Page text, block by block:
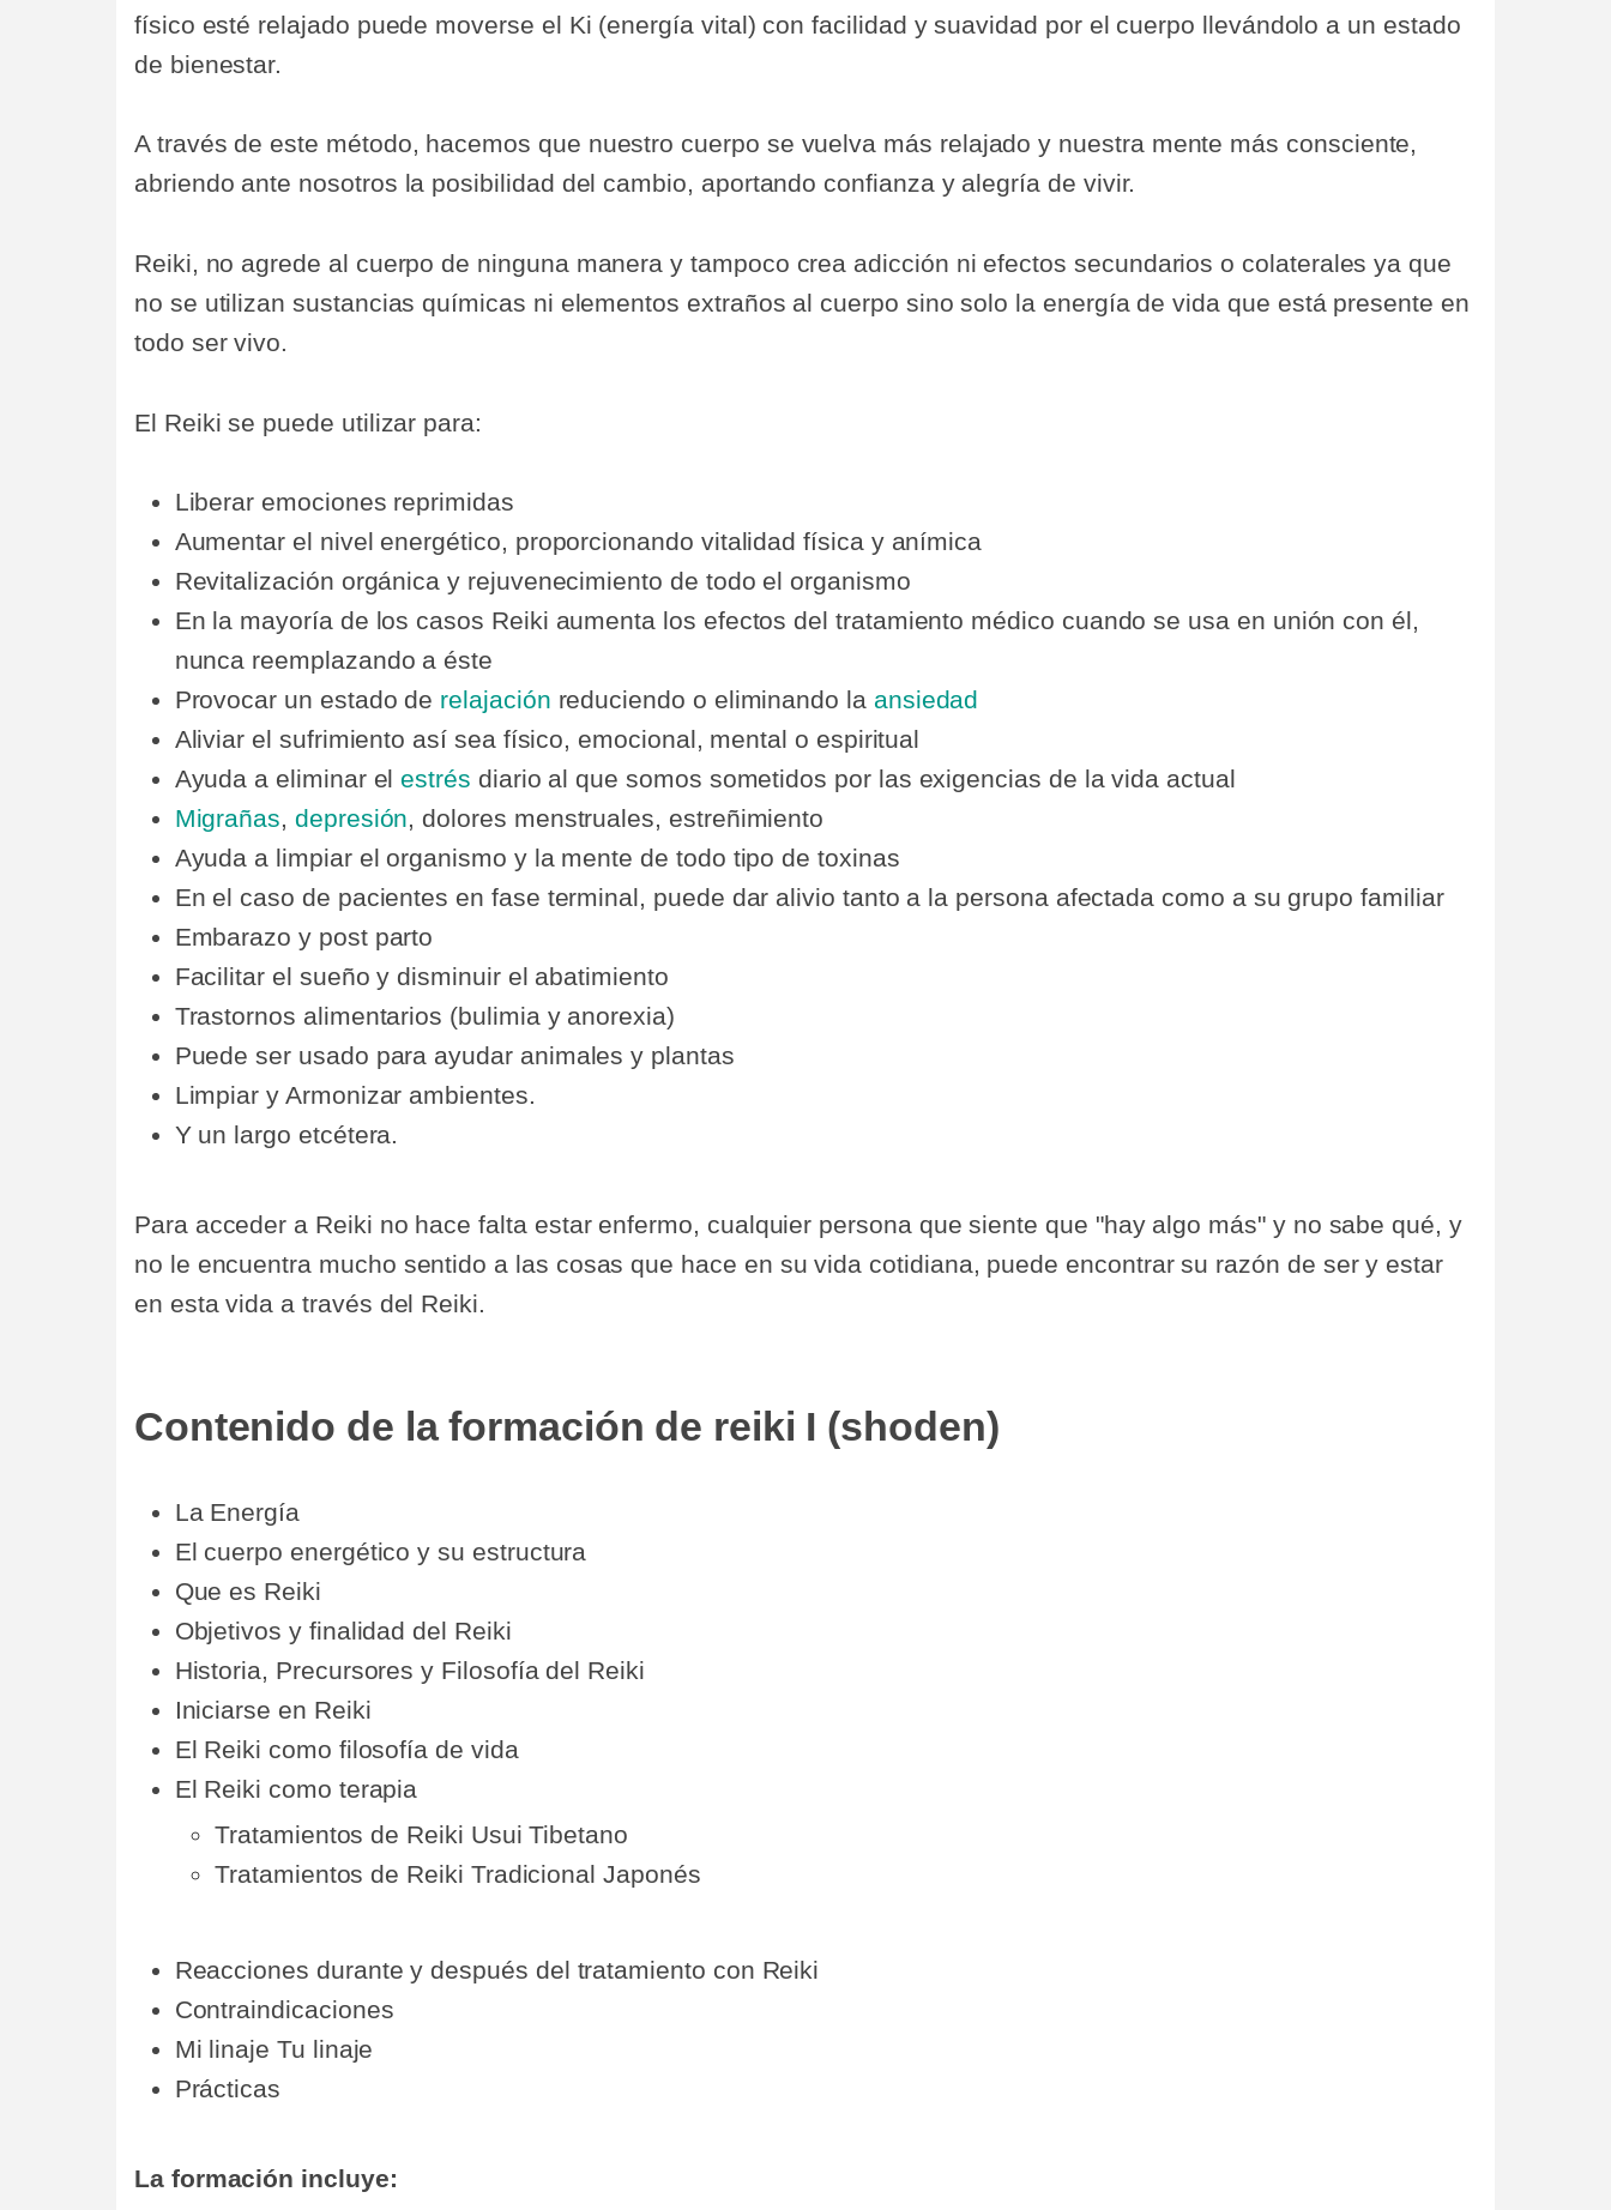
físico esté relajado puede moverse el Ki (energía vital) con facilidad y suavidad por el cuerpo llevándolo a un estado
de bienestar.
A través de este método, hacemos que nuestro cuerpo se vuelva más relajado y nuestra mente más consciente,
abriendo ante nosotros la posibilidad del cambio, aportando confianza y alegría de vivir.
Reiki, no agrede al cuerpo de ninguna manera y tampoco crea adicción ni efectos secundarios o colaterales ya que
no se utilizan sustancias químicas ni elementos extraños al cuerpo sino solo la energía de vida que está presente en
todo ser vivo.
El Reiki se puede utilizar para:
Liberar emociones reprimidas
Aumentar el nivel energético, proporcionando vitalidad física y anímica
Revitalización orgánica y rejuvenecimiento de todo el organismo
En la mayoría de los casos Reiki aumenta los efectos del tratamiento médico cuando se usa en unión con él,
nunca reemplazando a éste
Provocar un estado de relajación reduciendo o eliminando la ansiedad
Aliviar el sufrimiento así sea físico, emocional, mental o espiritual
Ayuda a eliminar elestrés diario al que somos sometidos por las exigencias de la vida actual
Migrañas, depresión, dolores menstruales, estreñimiento
Ayuda a limpiar el organismo y la mente de todo tipo de toxinas
En el caso de pacientes en fase terminal, puede dar alivio tanto a la persona afectada como a su grupo familiar
Embarazo y post parto
Facilitar el sueño y disminuir el abatimiento
Trastornos alimentarios (bulimia y anorexia)
Puede ser usado para ayudar animales y plantas
Limpiar y Armonizar ambientes.
Y un largo etcétera.
Para acceder a Reiki no hace falta estar enfermo, cualquier persona que siente que "hay algo más" y no sabe qué, y
no le encuentra mucho sentido a las cosas que hace en su vida cotidiana, puede encontrar su razón de ser y estar
en esta vida a través del Reiki.
Contenido de la formación de reiki I (shoden)
La Energía
El cuerpo energético y su estructura
Que es Reiki
Objetivos y finalidad del Reiki
Historia, Precursores y Filosofía del Reiki
Iniciarse en Reiki
El Reiki como filosofía de vida
El Reiki como terapia
Tratamientos de Reiki Usui Tibetano
Tratamientos de Reiki Tradicional Japonés
Reacciones durante y después del tratamiento con Reiki
Contraindicaciones
Mi linaje Tu linaje
Prácticas
La formación incluye: